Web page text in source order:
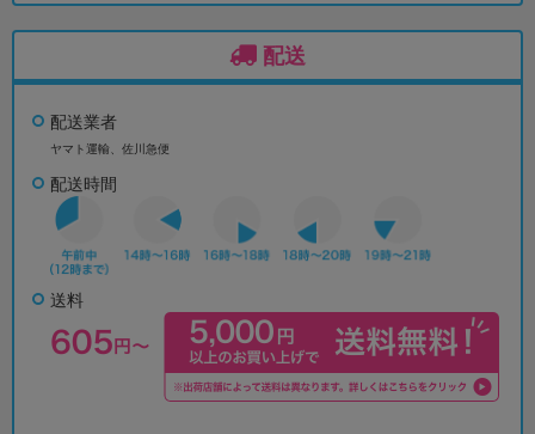
配送
配送業者
ヤマト運輸、佐川急便
配送時間
送料